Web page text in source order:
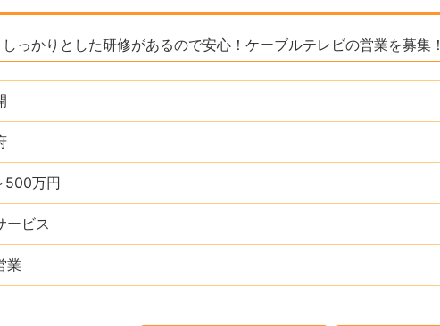
っかりとした研修があるので安心！ケーブルテレビの営業を募集！
500万円
ービス
業